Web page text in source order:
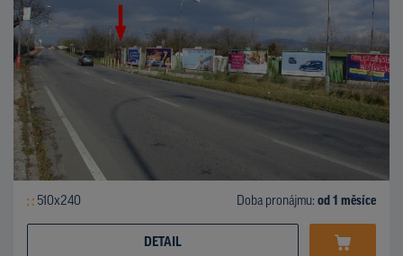
510x240 Doba pronájmu: od 1 měsíce
DETAIL